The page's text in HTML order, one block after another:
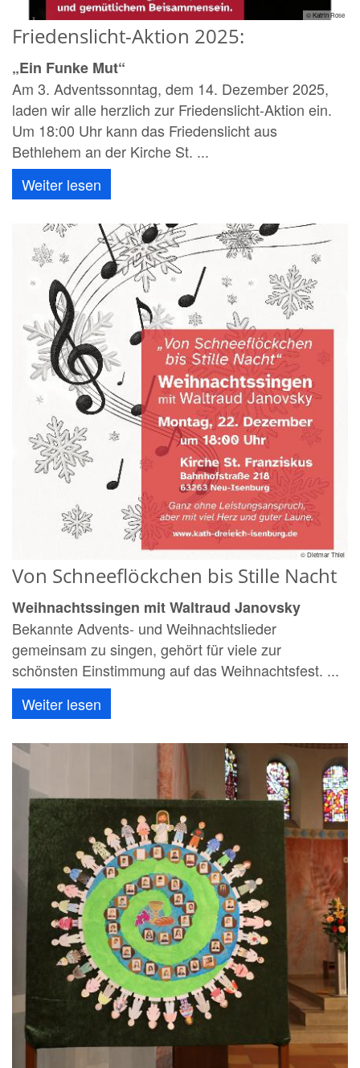
© Katrin Rose
Friedenslicht-Aktion 2025:
„Ein Funke Mut“
Am 3. Adventssonntag, dem 14. Dezember 2025,
laden wir alle herzlich zur Friedenslicht-Aktion ein.
Um 18:00 Uhr kann das Friedenslicht aus
Bethlehem an der Kirche St. ...
Weiter lesen
© Dietmar Thiel
Von Schneeflöckchen bis Stille Nacht
Weihnachtssingen mit Waltraud Janovsky
Bekannte Advents- und Weihnachtslieder
gemeinsam zu singen, gehört für viele zur
schönsten Einstimmung auf das Weihnachtsfest. ...
Weiter lesen